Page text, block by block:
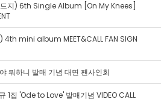
드지) 6th Single Album [On My Knees]
4th mini album MEET&CALL FAN SIGN
뭐하니 발매 기념 대면 팬사인회
1집 'Ode to Love' 발매기념 VIDEO CALL